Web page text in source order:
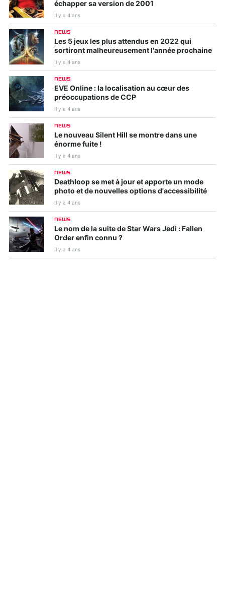
échapper sa version de 2001
Il y a 4 ans
NEWS
Les 5 jeux les plus attendus en 2022 qui
sortiront malheureusement l'année prochaine
Il y a 4 ans
NEWS
EVE Online : la localisation au cœur des
préoccupations de CCP
Il y a 4 ans
NEWS
Le nouveau Silent Hill se montre dans une
énorme fuite !
Il y a 4 ans
NEWS
Deathloop se met à jour et apporte un mode
photo et de nouvelles options d'accessibilité
Il y a 4 ans
NEWS
Le nom de la suite de Star Wars Jedi : Fallen
Order enfin connu ?
Il y a 4 ans